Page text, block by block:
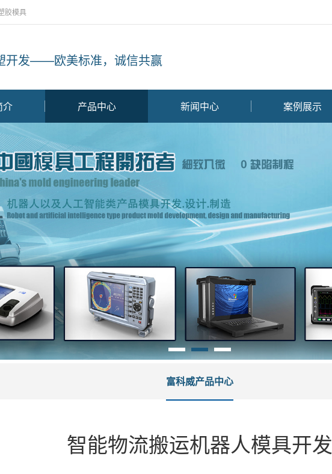
胶模具
开发——欧美标准，诚信共赢
介 产品中心 新闻中心 案例展示
富科威产品中心
智能物流搬运机器人模具开发